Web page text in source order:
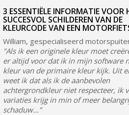
3 ESSENTIËLE INFORMATIE VOOR
SUCCESVOL SCHILDEREN VAN DE
KLEURCODE VAN EEN
William, gespecialiseerd
"Als ik een originele kleur moet
er altijd voor dat ik in mijn software
kleur van de primaire kleur kijk. Uit
weet ik dat als ik de aanbevolen
achtergrondkleur niet respecteer, ik
variaties krijg in min of meer
schaduw..."